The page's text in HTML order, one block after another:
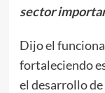
sector
Dijo el
fortaleciendo
el desarrollo